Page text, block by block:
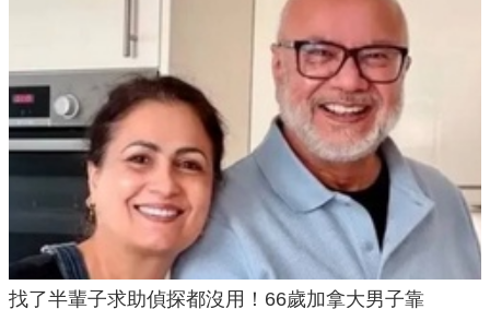
找了半輩子求助偵探都沒用！66歲加拿大男子靠